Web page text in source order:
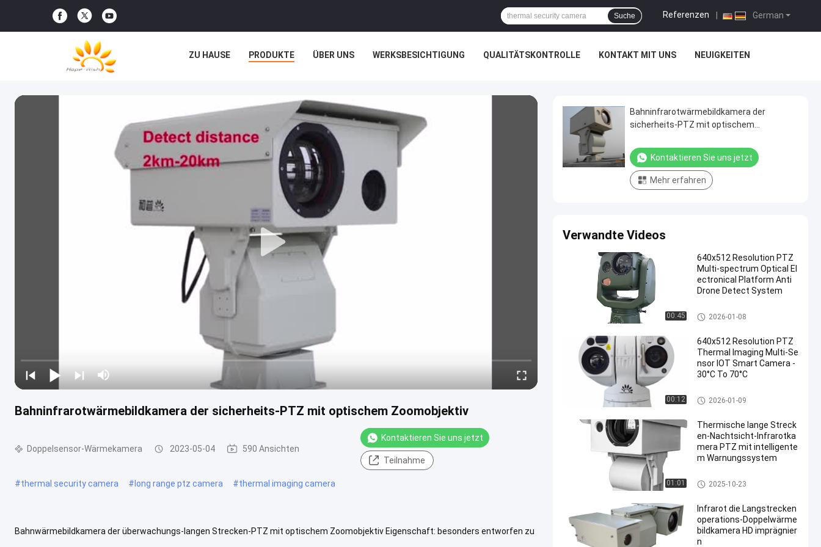
German
Referenzen
Suche
ZU HAUSE PRODUKTE ÜBER UNS WERKSBESICHTIGUNG QUALITÄTSKONTROLLE KONTAKT MIT UNS NEUIGKEITEN
Bahninfrarotwärmebildkamera der sicherheits-PTZ mit optischem Zoomobjektiv
Doppelsensor-Wärmekamera 2023-05-04 590 Ansichten
Kontaktieren Sie uns jetzt
Teilnahme
#thermal security camera #long range ptz camera #thermal imaging camera
Bahnwärmebildkamera der überwachungs-langen Strecken-PTZ mit optischem Zoomobjektiv Eigenschaft: besonders entworfen zu
Bahninfrarotwärmebildkamera der
sicherheits-PTZ mit optischem
Kontaktieren Sie uns jetzt
Mehr erfahren
Verwandte Videos
00:45
640x512 Resolution PTZ
Multi-spectrum Optical El
ectronical Platform Anti
Drone Detect System
Anti-Drohnen-System
2026-01-08
00:12
640x512 Resolution PTZ
Thermal Imaging Multi-Se
nsor IOT Smart Camera -
30°C To 70°C
PTZ-Wärmebildkamera
2026-01-09
01:01
Thermische lange Streck
en-Nachtsicht-Infrarotka
mera PTZ mit intelligente
m Warnungssystem
Nachtsichtkamera der langen
Strecke
2025-10-23
Infrarot die Langstrecken
operations-Doppelwärme
bildkamera HD imprägnier
n